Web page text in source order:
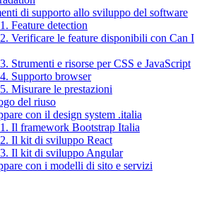
di supporto allo sviluppo del software
Feature detection
Verificare le feature disponibili con Can I
Strumenti e risorse per CSS e JavaScript
Supporto browser
Misurare le prestazioni
del riuso
con il design system .italia
Il framework Bootstrap Italia
Il kit di sviluppo React
Il kit di sviluppo Angular
con i modelli di sito e servizi